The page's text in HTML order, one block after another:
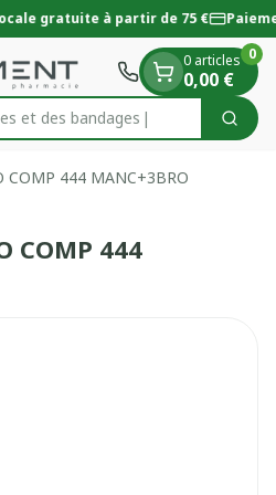
gratuite à partir de 75 €
et des bandages
0 articles
0,00 €
0
COMP 444 MANC+3BRO
COMP 444